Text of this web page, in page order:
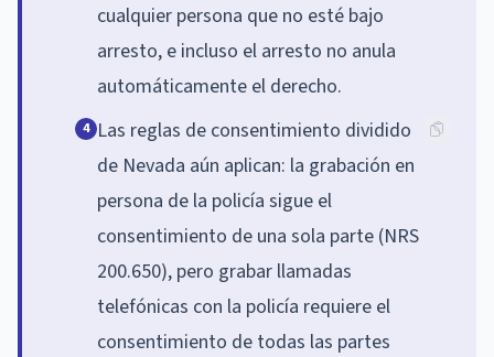
cualquier persona que no esté bajo
arresto, e incluso el arresto no anula
automáticamente el derecho.
4 Las reglas de consentimiento dividido
de Nevada aún aplican: la grabación en
persona de la policía sigue el
consentimiento de una sola parte (NRS
200.650), pero grabar llamadas
telefónicas con la policía requiere el
consentimiento de todas las partes